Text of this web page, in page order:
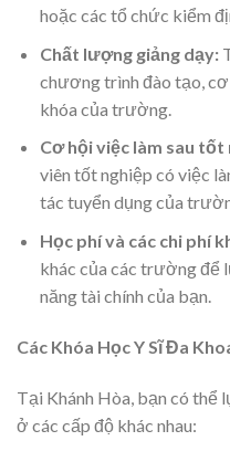
hoặc các tổ chức kiểm
Chất lượng giảng dạy:
chương trình đào tạo,
khóa của trường.
Cơ hội việc làm sau tốt
viên tốt nghiệp có việc
tác tuyển dụng của
Học phí và các chi phí
khác của các trường để
năng tài chính của bạn.
Các Khóa Học Y Sĩ Đa
Tại Khánh Hòa, bạn có thể
ở các cấp độ khác nhau: